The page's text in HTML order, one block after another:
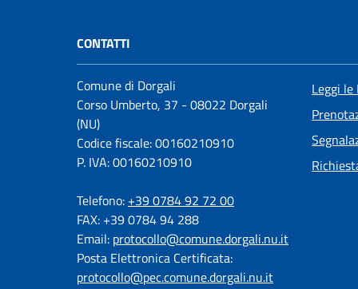
CONTATTI
Comune di Dorgali
Corso Umberto, 37 - 08022 Dorgali
(NU)
Codice fiscale: 00160210910
P. IVA: 00160210910
Telefono: +39 0784 92 72 00
FAX: +39 0784 94 288
Email: protocollo@comune.dorgali.nu.it
Posta Elettronica Certificata:
protocollo@pec.comune.dorgali.nu.it
Leggi le